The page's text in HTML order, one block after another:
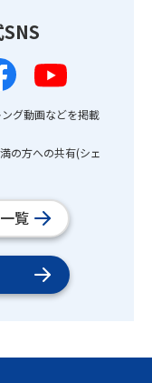
グ動画などを掲載
の方への共有(シェ
覧